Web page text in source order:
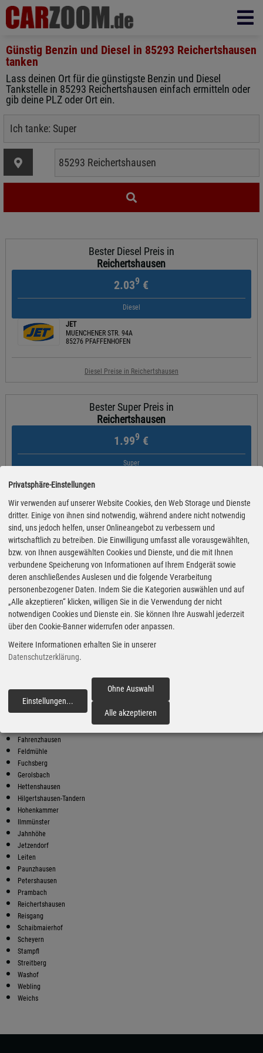
Günstig Benzin und Diesel in 85293 Reichertshausen
tanken
Lass deinen Ort für die günstigste Benzin und Diesel
Tankstelle in 85293 Reichertshausen einfach ermitteln oder
gib deine PLZ oder Ort ein.
Bester Diesel Preis in
Reichertshausen
2.039 €
Diesel
JET
MUENCHENER STR. 94A
85276 PFAFFENHOFEN
Diesel Preise in Reichertshausen
Bester Super Preis in
Reichertshausen
1.999 €
Super
HEM
Straßfeld 14
Super Preise in Reichertshausen
Bester Super E10 Preis in
Reichertshausen
1.939€
Super E10
Straßfeld 14
Preiswerter tanken - finden Sie die günstigsten Benzin und Diesel
Preise in Ihrer Stadt
Fahrenzhausen
Feldmühle
Fuchsberg
Gerolsbach
Hettenshausen
Hilgertshausen-Tandern
Hohenkammer
Ilmmünster
Jahnhöhe
Jetzendorf
Leiten
Paunzhausen
Petershausen
Prambach
Reichertshausen
Reisgang
Schaibmaierhof
Scheyern
Stampfl
Streitberg
Washof
Webling
Weichs
Privatsphäre-Einstellungen
Wir verwenden auf unserer Website Cookies, den Web Storage und Dienste
dritter. Einige von ihnen sind notwendig, während andere nicht notwendig
sind, uns jedoch helfen, unser Onlineangebot zu verbessern und
wirtschaftlich zu betreiben. Die Einwilligung umfasst alle vorausgewählten,
bzw. von Ihnen ausgewählten Cookies und Dienste, und die mit Ihnen
verbundene Speicherung von Informationen auf Ihrem Endgerät sowie
deren anschließendes Auslesen und die folgende Verarbeitung
personenbezogener Daten. Indem Sie die Kategorien auswählen und auf
„Alle akzeptieren“ klicken, willigen Sie in die Verwendung der nicht
notwendigen Cookies und Dienste ein. Sie können Ihre Auswahl jederzeit
über den Cookie-Banner widerrufen oder anpassen.
Weitere Informationen erhalten Sie in unserer
Datenschutzerklärung.
Einstellungen...
Ohne Auswahl
Alle akzeptieren